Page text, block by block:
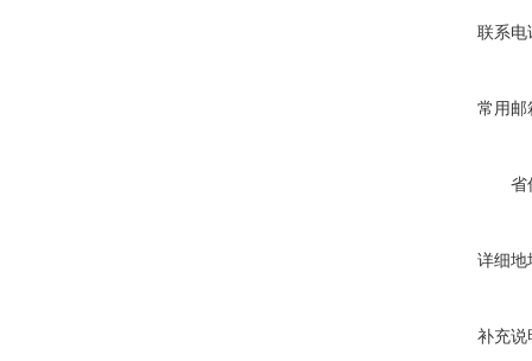
联系电
常用邮
省
详细地
补充说